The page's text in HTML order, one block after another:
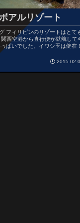
アルリゾート
フィリピンのリゾートはとて
西空港から直行便が就航して
ぱいでした。イワシ玉は健在！